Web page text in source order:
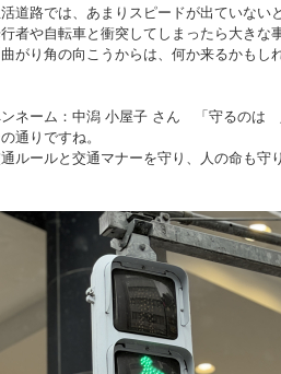
道路では、あまりスピードが出ていない
者や自転車と衝突してしまったら大きな
曲がり角の向こうからは、何か来るかもし
ネーム：中潟 小屋子 さん 「 守るのは
通りですね。
ルールと交通マナーを守り、人の命も守